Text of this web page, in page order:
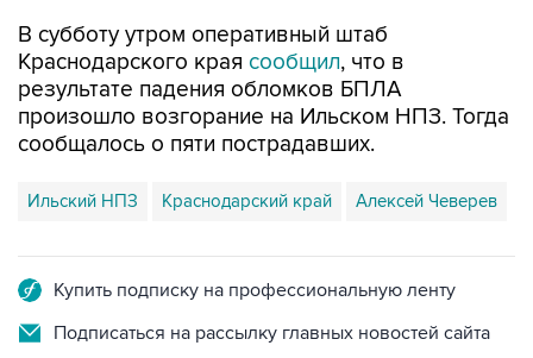
В субботу утром оперативный штаб
Краснодарского края сообщил, что в
результате падения обломков БПЛА
произошло возгорание на Ильском НПЗ. Тогда
сообщалось о пяти пострадавших.
Ильский НПЗ Краснодарский край Алексей Чеверев
Купить подписку на профессиональную ленту
Подписаться на рассылку главных новостей сайта